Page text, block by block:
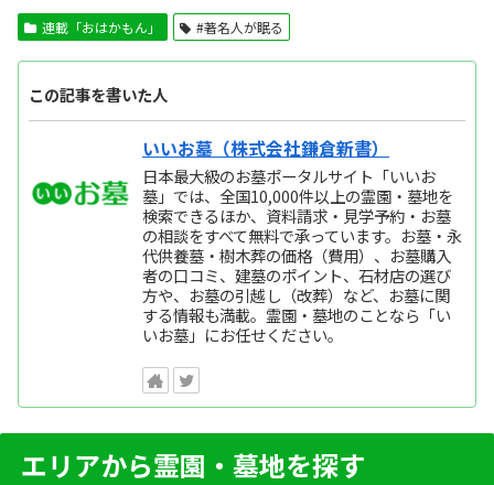
連載「おはかもん」 #著名人が眠る
この記事を書いた人
いいお墓（株式会社鎌倉新書）
日本最大級のお墓ポータルサイト「いいお
墓」では、全国10,000件以上の霊園・墓地を
検索できるほか、資料請求・見学予約・お墓
の相談をすべて無料で承っています。お墓・永
代供養墓・樹木葬の価格（費用）、お墓購入
者の口コミ、建墓のポイント、石材店の選び
方や、お墓の引越し（改葬）など、お墓に関
する情報も満載。霊園・墓地のことなら「い
いお墓」にお任せください。
エリアから霊園・墓地を探す